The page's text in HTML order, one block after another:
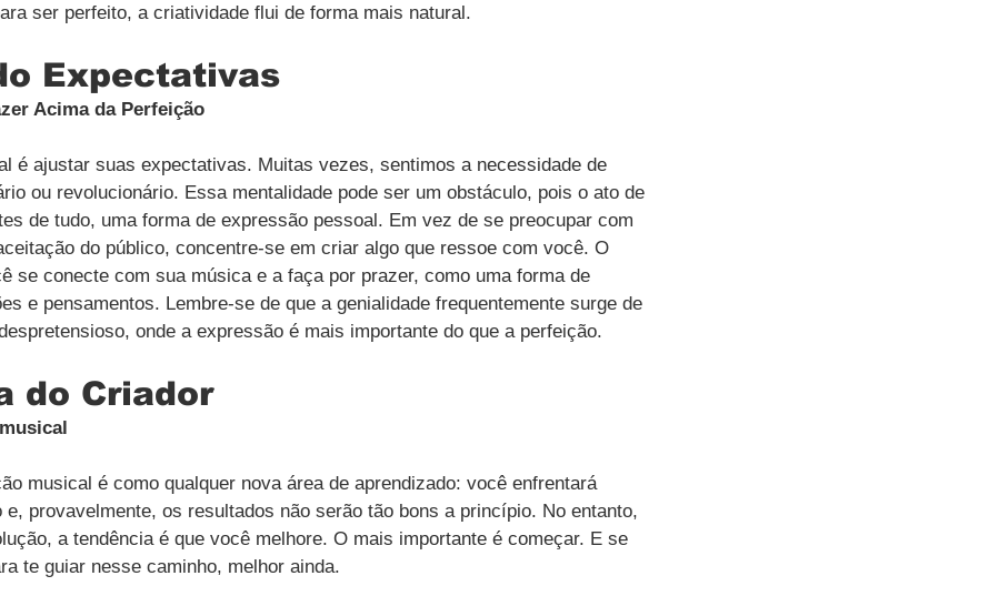
ser perfeito, a criatividade flui de forma mais natural.
Expectativas
Acima da Perfeição
é ajustar suas expectativas. Muitas vezes, sentimos a necessidade de
ou revolucionário. Essa mentalidade pode ser um obstáculo, pois o ato de
de tudo, uma forma de expressão pessoal. Em vez de se preocupar com
do público, concentre-se em criar algo que ressoe com você. O
se conecte com sua música e a faça por prazer, como uma forma de
e pensamentos. Lembre-se de que a genialidade frequentemente surge de
onde a expressão é mais importante do que a perfeição.
do Criador
musical é como qualquer nova área de aprendizado: você enfrentará
provavelmente, os resultados não serão tão bons a princípio. No entanto,
a tendência é que você melhore. O mais importante é começar. E se
te guiar nesse caminho, melhor ainda.